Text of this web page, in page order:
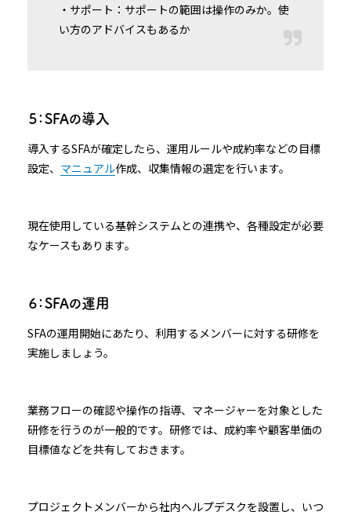
・サポート：サポートの範囲は操作のみか。使
い方のアドバイスもあるか
５：SFAの導入
導入するSFAが確定したら、運用ルールや成約率などの目標
設定、 マニュアル作成、収集情報の選定を行います。
現在使用している基幹システムとの連携や、各種設定が必要
なケースもあります。
６：SFAの運用
SFAの運用開始にあたり、利用するメンバーに対する研修を
実施しましょう。
業務フローの確認や操作の指導、マネージャーを対象とした
研修を行うのが一般的です。研修では、成約率や顧客単価の
目標値などを共有しておきます。
プロジェクトメンバーから社内ヘルプデスクを設置し、いつ